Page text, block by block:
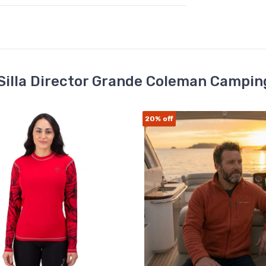
Director Grande Coleman
20% off